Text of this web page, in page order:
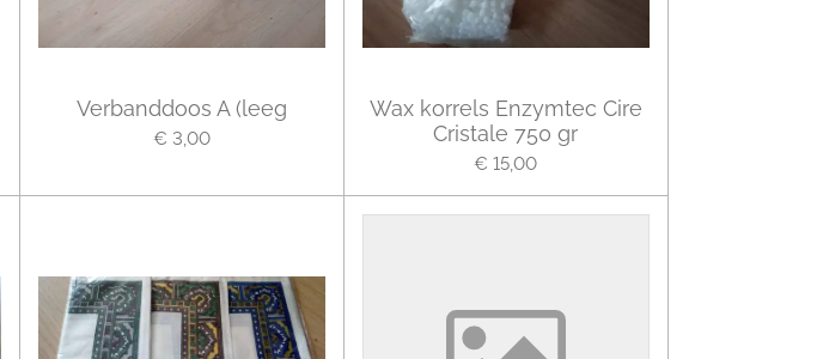
Verbanddoos A (leeg
€ 3,00
Wax korrels Enzymtec Cire
Cristale 750 gr
€ 15,00